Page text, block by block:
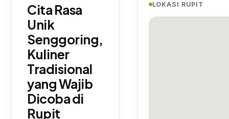
Cita Rasa
Unik
Senggoring,
Kuliner
Tradisional
yang Wajib
Dicoba di
Rupit
LOKASI RUPIT